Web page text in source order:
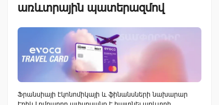
առևտրային պատերազմով
Ֆրանսիայի էկոնոմիկայի և ֆինանսների նախարար